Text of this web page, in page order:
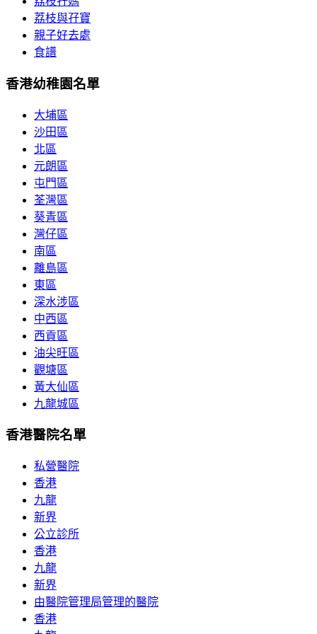
荔枝與孖寶
親子好去處
食譜
香港幼稚園名單
大埔區
沙田區
北區
元朗區
屯門區
荃灣區
葵青區
灣仔區
南區
離島區
東區
深水涉區
中西區
西貢區
油尖旺區
觀塘區
黃大仙區
九龍城區
香港醫院名單
私營醫院
香港
九龍
新界
公立診所
香港
九龍
新界
由醫院管理局管理的醫院
香港